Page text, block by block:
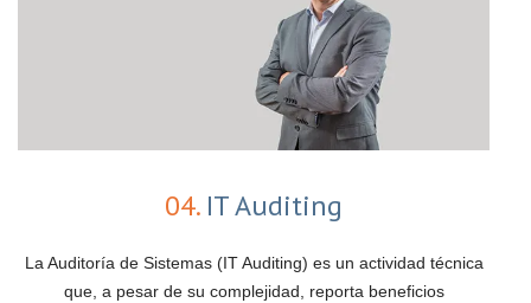
04.IT Auditing
La Auditoría de Sistemas (IT Auditing) es un actividad técnica
que, a pesar de su complejidad, reporta beneficios